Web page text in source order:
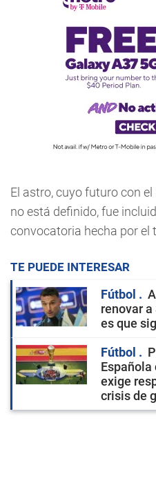
El astro, cuyo futuro con
no está definido, fue
convocatoria hecha por el
TE PUEDE INTERESAR
Fútbol
renovar a
es que
Fútbol
exige
crisis de